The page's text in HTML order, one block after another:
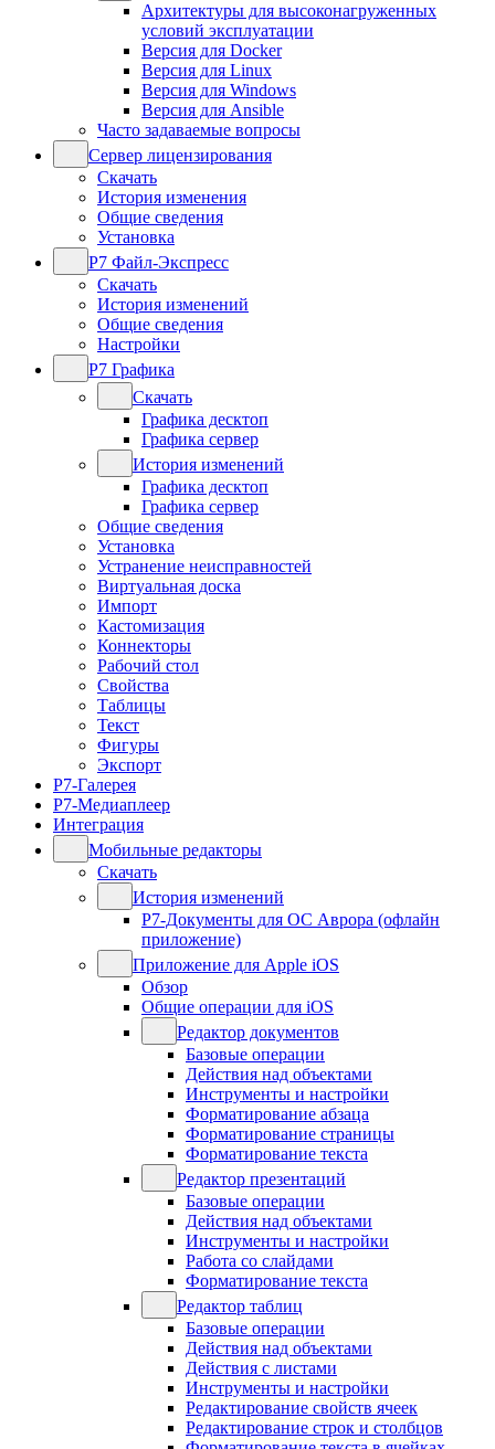
Архитектуры для высоконагруженных
условий эксплуатации
Версия для Docker
Версия для Linux
Версия для Windows
Версия для Ansible
Часто задаваемые вопросы
Сервер лицензирования
Скачать
История изменения
Общие сведения
Установка
Р7 Файл-Экспресс
Скачать
История изменений
Общие сведения
Настройки
Р7 Графика
Скачать
Графика десктоп
Графика сервер
История изменений
Графика десктоп
Графика сервер
Общие сведения
Установка
Устранение неисправностей
Виртуальная доска
Импорт
Кастомизация
Коннекторы
Рабочий стол
Свойства
Таблицы
Текст
Фигуры
Экспорт
Р7-Галерея
Р7-Медиаплеер
Интеграция
Мобильные редакторы
Скачать
История изменений
Р7-Документы для ОС Аврора (офлайн
приложение)
Приложение для Apple iOS
Обзор
Общие операции для iOS
Редактор документов
Базовые операции
Действия над объектами
Инструменты и настройки
Форматирование абзаца
Форматирование страницы
Форматирование текста
Редактор презентаций
Базовые операции
Действия над объектами
Инструменты и настройки
Работа со слайдами
Форматирование текста
Редактор таблиц
Базовые операции
Действия над объектами
Действия с листами
Инструменты и настройки
Редактирование свойств ячеек
Редактирование строк и столбцов